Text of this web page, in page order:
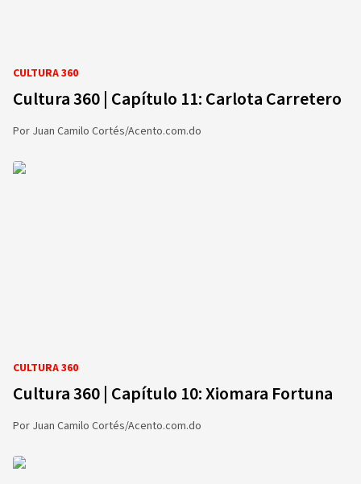
CULTURA 360
Cultura 360 | Capítulo 11: Carlota Carretero
Por Juan Camilo Cortés/Acento.com.do
CULTURA 360
Cultura 360 | Capítulo 10: Xiomara Fortuna
Por Juan Camilo Cortés/Acento.com.do